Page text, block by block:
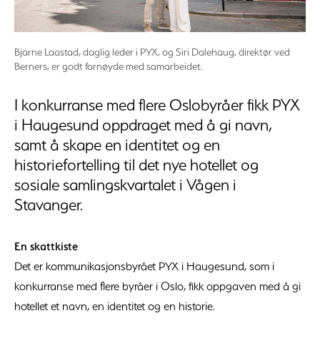
Bjarne Laastad, daglig leder i PYX, og Siri Dalehaug, direktør ved
Berners, er godt fornøyde med samarbeidet.
I konkurranse med flere Oslobyråer fikk PYX
i Haugesund oppdraget med å gi navn,
samt å skape en identitet og en
historiefortelling til det nye hotellet og
sosiale samlingskvartalet i Vågen i
Stavanger.
En skattkiste
Det er kommunikasjonsbyrået PYX i Haugesund, som i
konkurranse med flere byråer i Oslo, fikk oppgaven med å gi
hotellet et navn, en identitet og en historie.